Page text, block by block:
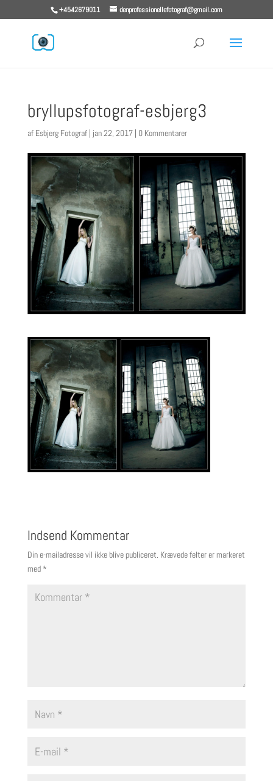
+4542679011 denprofessionellefotograf@gmail.com
bryllupsfotograf-esbjerg3
af Esbjerg Fotograf| jan 22, 2017| 0 Kommentarer
Indsend Kommentar
Din e-mailadresse vil ikke blive publiceret. Krævede felter er markeret
med *